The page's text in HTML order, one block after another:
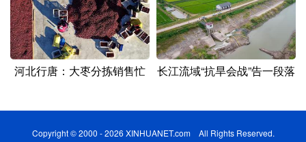
河北行唐：大枣分拣销售忙 长江流域“抗旱会战”告一段落
Copyright © 2000 - 2026 XINHUANET.com All Rights Reserved.